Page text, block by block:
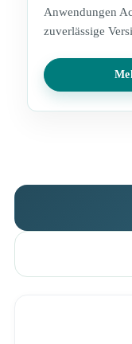
Anwendungen
zuverlässige